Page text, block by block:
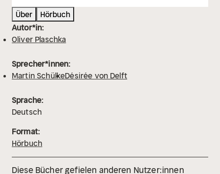
Über
Hörbuch
Autor*in:
Oliver Plaschka
Sprecher*innen:
Martin SchülkeDésirée von Delft
Sprache:
Deutsch
Format:
Hörbuch
Diese Bücher gefielen anderen Nutzer:innen